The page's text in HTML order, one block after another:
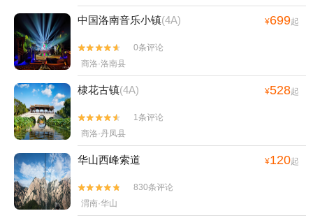
中国洛南音乐小镇(4A) ¥699起


0条评论
商洛·洛南县
棣花古镇(4A) ¥528起


1条评论
商洛·丹凤县
华山西峰索道 ¥120起


830条评论
渭南·华山